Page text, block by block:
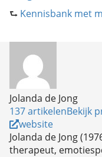
⮑ Kennisbank met
Jolanda de Jong
137 artikelenBekijk
website
Jolanda de Jong
therapeut,